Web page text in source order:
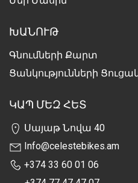
ԽԱՆՈՒԹ
Գնումների Քարտ
Ցանկությունների
ԿԱՊ ՄԵԶ ՀԵՏ
Սայաթ Նովա 40
Info@celestebikes.am
+374 33 60 01 06